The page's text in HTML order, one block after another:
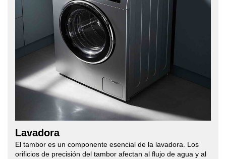
Lavadora
El tambor es un componente esencial de la lavadora. Los
orificios de precisión del tambor afectan al flujo de agua y al